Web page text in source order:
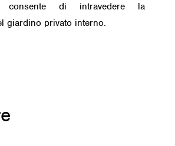
consente di intravedere la
giardino privato interno.